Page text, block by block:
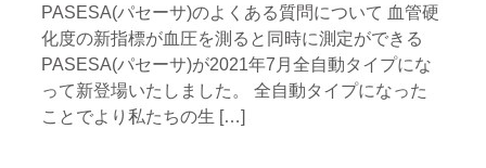
PASESA(パセーサ)のよくある質問について 血管硬
化度の新指標が血圧を測ると同時に測定ができる
PASESA(パセーサ)が2021年7月全自動タイプにな
って新登場いたしました。 全自動タイプになった
ことでより私たちの生 […]